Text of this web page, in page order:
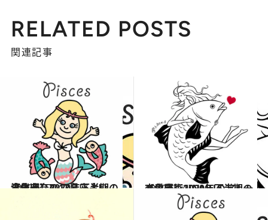
RELATED POSTS
関連記事
2020.6.27
流光七奈の12星座占い 【魚座】2020年下半期の全体運
占い 2020.6.24
【魚座】2020年下半期の恋愛運♡ JINMUのアムール占星術
占い